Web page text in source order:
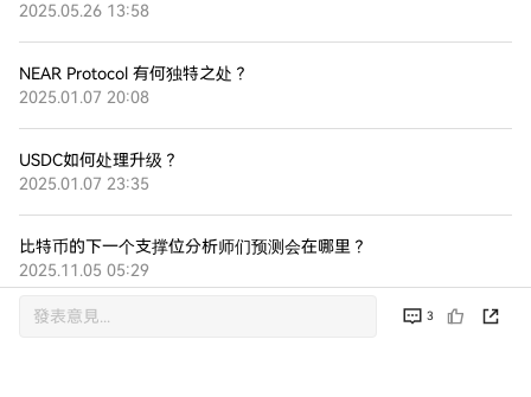
3
2025.05.26 13:58
NEAR Protocol 有何独特之处？
2025.01.07 20:08
USDC如何处理升级？
2025.01.07 23:35
比特币的下一个支撑位分析师们预测会在哪里？
2025.11.05 05:29